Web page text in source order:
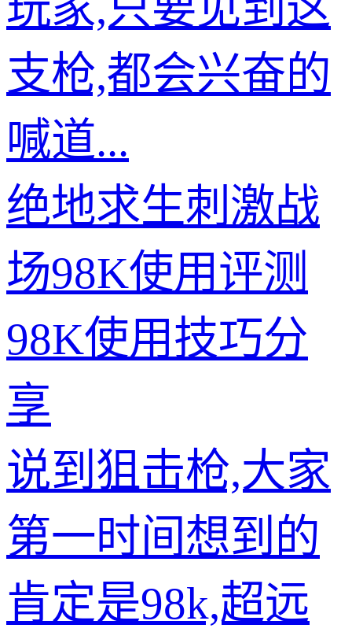
支枪,都会兴奋的
喊道...
绝地求生刺激战
场98K使用评测
98K使用技巧分
享
说到狙击枪,大家
第一时间想到的
肯定是98k,超远